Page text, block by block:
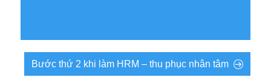
Bước thứ 2 khi làm HRM – thu phục nhân tâm